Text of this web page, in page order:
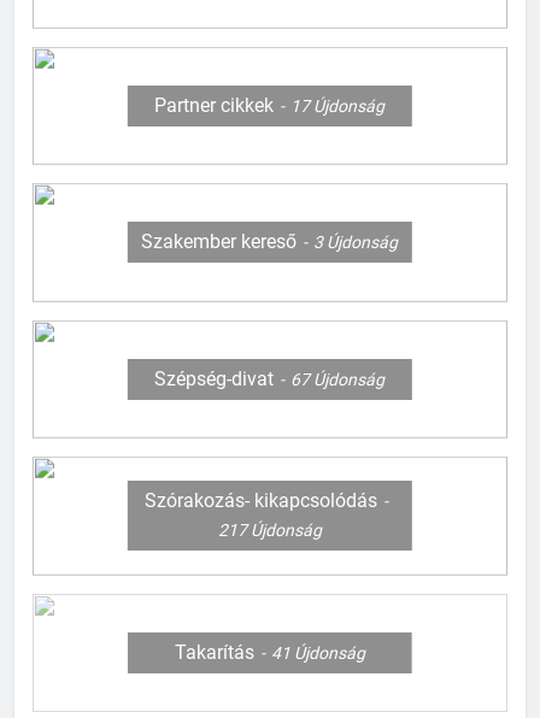
Partner cikkek 17Újdonság
Szakember kereső 3Újdonság
Szépség-divat 67Újdonság
Szórakozás- kikapcsolódás
217Újdonság
Takarítás 41 Újdonság
127
Mi kell a templomi esküvőhöz?
CSALÁD-GYEREK-KAPCSOLATOK
Mi kell a babaszobába?